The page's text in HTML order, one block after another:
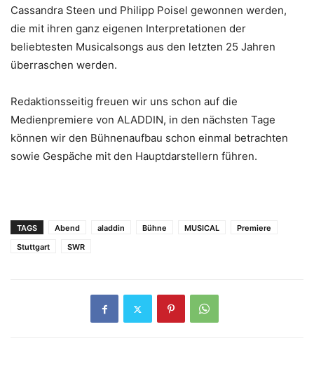
Cassandra Steen und Philipp Poisel gewonnen werden,
die mit ihren ganz eigenen Interpretationen der
beliebtesten Musicalsongs aus den letzten 25 Jahren
überraschen werden.
Redaktionsseitig freuen wir uns schon auf die
Medienpremiere von ALADDIN, in den nächsten Tage
können wir den Bühnenaufbau schon einmal betrachten
sowie Gespäche mit den Hauptdarstellern führen.
TAGS Abend aladdin Bühne MUSICAL
Premiere
Stuttgart
SWR